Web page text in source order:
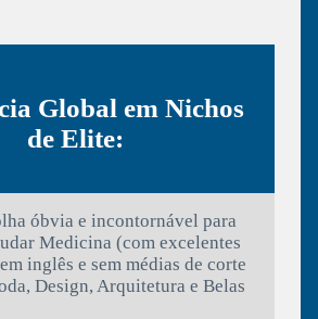
Global em Nichos
de Elite:
óbvia e incontornável para
Medicina (com excelentes
inglês e sem médias de corte
Design, Arquitetura e Belas